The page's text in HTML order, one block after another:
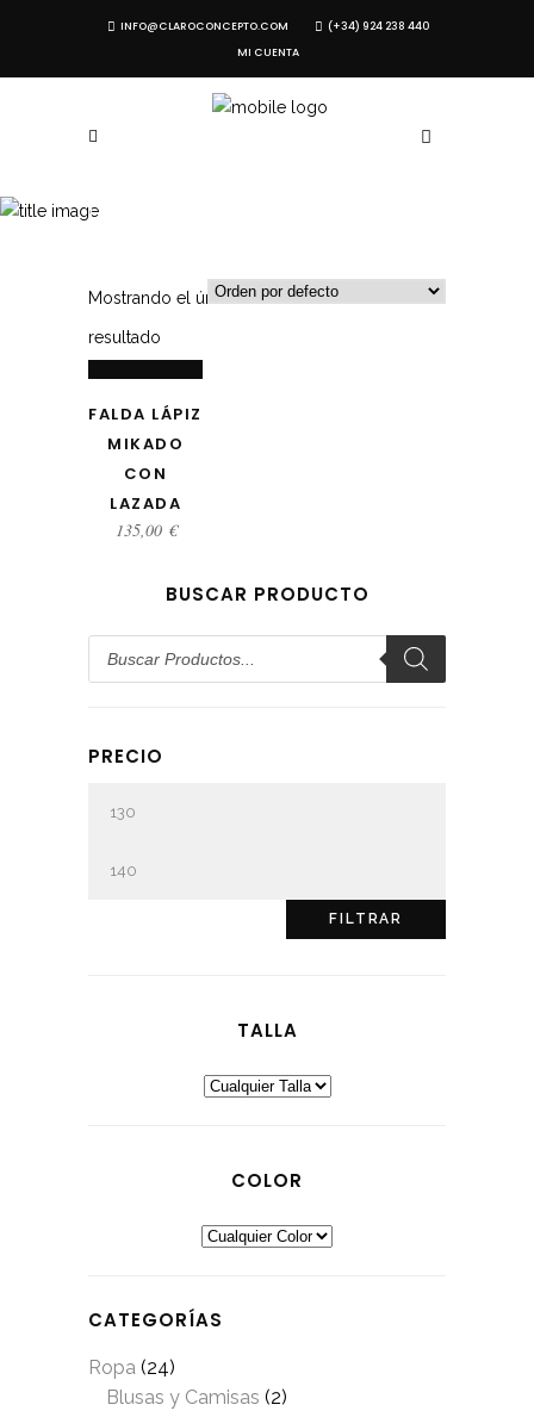
INFO@CLAROCONCEPTO.COM
(+34) 924 238 440
MI CUENTA
FALDAS
Mostrando el único
resultado
SELECCIONAR
FALDA LÁPIZ
MIKADO
CON
LAZADA
135,00 €
BUSCAR PRODUCTO
Búsqueda
PRECIO
mínimo
máximo
FILTRAR
TALLA
COLOR
CATEGORÍAS
Ropa (24)
Blusas y Camisas (2)